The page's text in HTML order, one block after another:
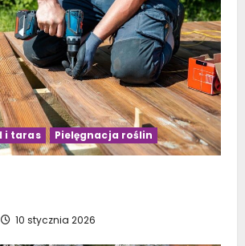
i taras Pielęgnacja roślin
10 stycznia 2026